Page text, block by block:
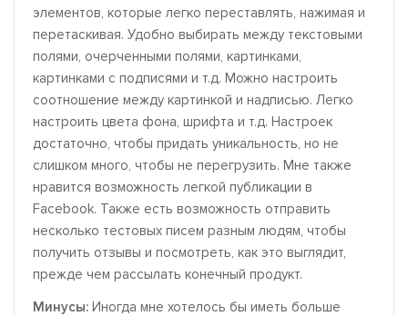
элементов, которые легко переставлять, нажимая и
перетаскивая. Удобно выбирать между текстовыми
полями, очерченными полями, картинками,
картинками с подписями и т.д. Можно настроить
соотношение между картинкой и надписью. Легко
настроить цвета фона, шрифта и т.д. Настроек
достаточно, чтобы придать уникальность, но не
слишком много, чтобы не перегрузить. Мне также
нравится возможность легкой публикации в
Facebook. Также есть возможность отправить
несколько тестовых писем разным людям, чтобы
получить отзывы и посмотреть, как это выглядит,
прежде чем рассылать конечный продукт.
Минусы: Иногда мне хотелось бы иметь больше